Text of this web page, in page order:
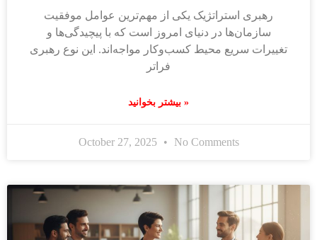
رهبری استراتژیک یکی از مهم‌ترین عوامل موفقیت
سازمان‌ها در دنیای امروز است که با پیچیدگی‌ها و
تغییرات سریع محیط کسب‌وکار مواجه‌اند. این نوع رهبری
فراتر
بیشتر بخوانید »
October 27, 2025 No Comments